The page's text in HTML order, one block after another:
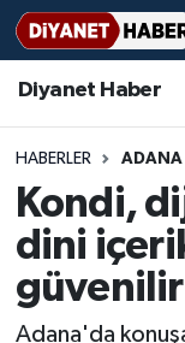
Diyanet Haber
HABERLER ADANA
Kondi,
dini
Adana'da
Diyanet
Teşkilat
Adana
Adıyaman
Ağrı
Aksaray
Gündem
#Keşfet
Bir Ayet
Bir Hikaye
Biyografiler
Dini
Diyanet
Basında
Aile Dergisi
Aylık Dergi
İmam Hatip
Başmakale
Hadis-i
Hayat
Nöbetçi
Hava
Ankara
Trafik
Süper Lig